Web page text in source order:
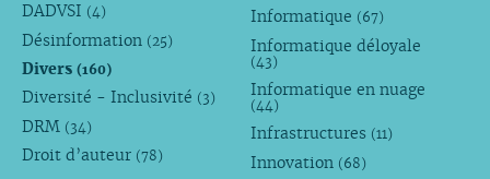
DADVSI (4)
Désinformation (25)
Divers (160)
Diversité - Inclusivité (3)
DRM (34)
Droit d’auteur (78)
Informatique (67)
Informatique déloyale
(43)
Informatique en nuage
(44)
Infrastructures (11)
Innovation (68)